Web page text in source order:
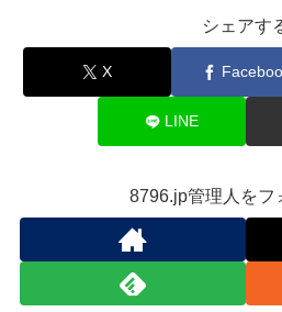
シェアす
X
LINE
8796.jp管理人をフ